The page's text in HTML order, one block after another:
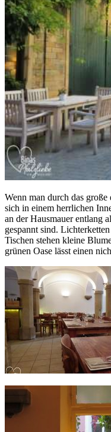
Wenn man durch das
sich in einem herrlichen
an der Hausmauer entlang
gespannt sind.
Tischen stehen kleine
grünen Oase lässt einen